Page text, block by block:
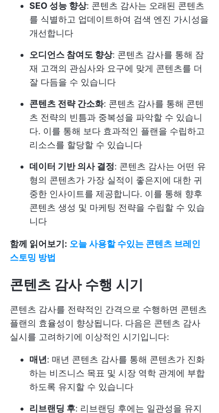
SEO 성능 향상: 콘텐츠 감사는 오래된 콘텐츠
를 식별하고 업데이트하여 검색 엔진 가시성을
개선합니다
오디언스 참여도 향상: 콘텐츠 감사를 통해 잠
재 고객의 관심사와 요구에 맞게 콘텐츠를 더
잘 다듬을 수 있습니다
콘텐츠 전략 간소화: 콘텐츠 감사를 통해 콘텐
츠 전략의 빈틈과 중복성을 파악할 수 있습니
다. 이를 통해 보다 효과적인 플랜을 수립하고
리소스를 할당할 수 있습니다
데이터 기반 의사 결정: 콘텐츠 감사는 어떤 유
형의 콘텐츠가 가장 실적이 좋은지에 대한 귀
중한 인사이트를 제공합니다. 이를 통해 향후
콘텐츠 생성 및 마케팅 전략을 수립할 수 있습
니다
함께 읽어보기: 오늘 사용할 수있는 콘텐츠 브레인
스토밍 방법
콘텐츠 감사 수행 시기
콘텐츠 감사를 전략적인 간격으로 수행하면 콘텐츠
플랜의 효율성이 향상됩니다. 다음은 콘텐츠 감사
실시를 고려하기에 이상적인 시기입니다:
매년 : 매년 콘텐츠 감사를 통해 콘텐츠가 진화
하는 비즈니스 목표 및 시장 역학 관계에 부합
하도록 유지할 수 있습니다
리브랜딩 후: 리브랜딩 후에는 일관성을 유지